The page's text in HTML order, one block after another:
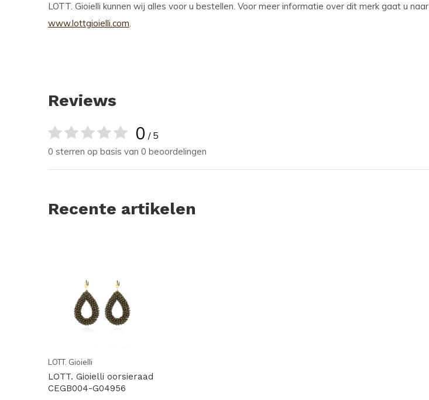
LOTT. Gioielli kunnen wij alles voor u bestellen. Voor meer informatie over dit merk gaat u naar
www.lottgioielli.com.
Reviews
0 / 5
0 sterren op basis van 0 beoordelingen
Recente artikelen
LOTT. Gioielli
LOTT. Gioielli oorsieraad
CEGB004-G04956